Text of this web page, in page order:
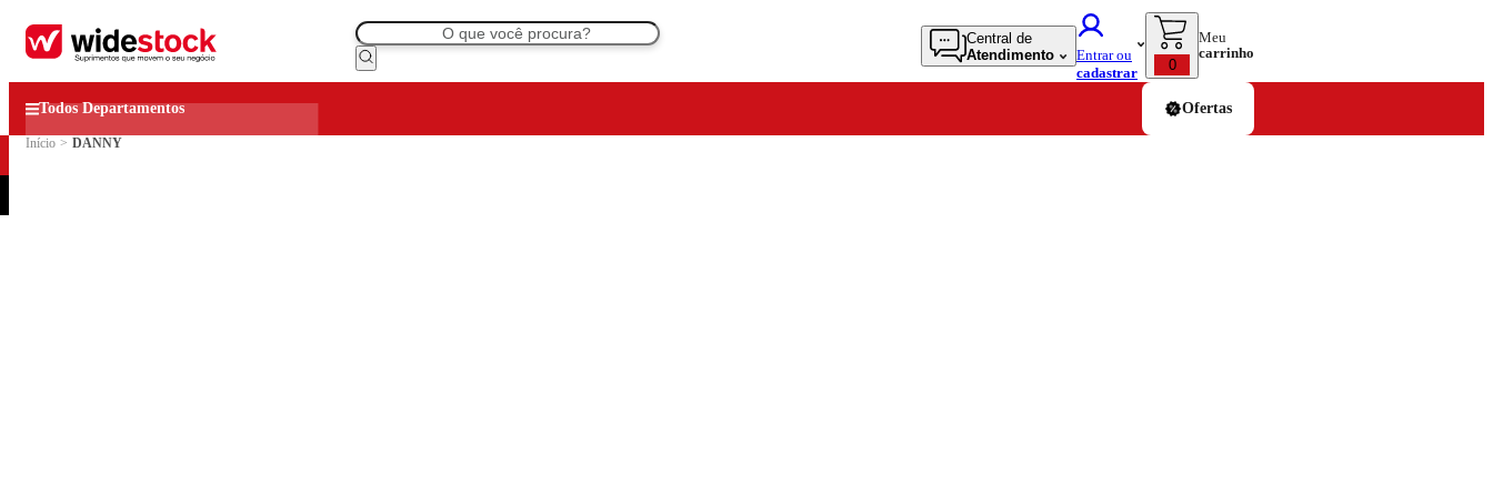
Central de
Atendimento
Entrar ou
cadastrar
0
Meu
carrinho
Todos Departamentos Ofertas
Início > DANNY